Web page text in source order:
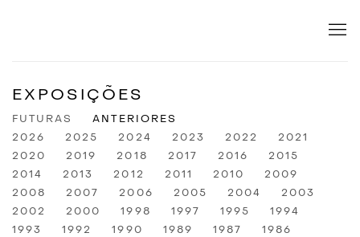
EXPOSIÇÕES
FUTURAS
ANTERIORES
2026
2025 2024 2023 2022
2021
2020
2019 2018 2017 2016
2015
2014
2013 2012 2011 2010
2009
2008
2007 2006 2005 2004
2003
2002
2000 1998 1997 1995
1994
1993
1992 1990 1989 1987
1986